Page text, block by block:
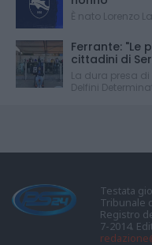
È nato Lorenzo
Ferrante: "Le
cittadini di
La dura presa
Delfini
Testata
Tribunale
Registro
7-2014.